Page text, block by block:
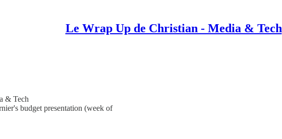
Le Wrap Up de Christian - Media & Tech
& Tech
budget presentation (week of